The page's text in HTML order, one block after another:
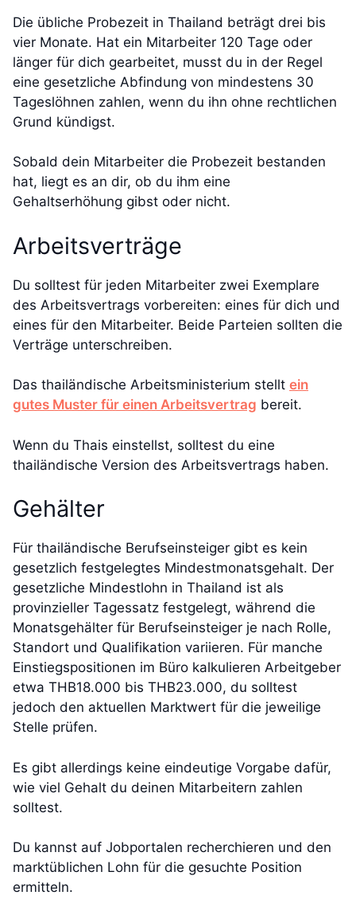
Die übliche Probezeit in Thailand beträgt drei bis
vier Monate. Hat ein Mitarbeiter 120 Tage oder
länger für dich gearbeitet, musst du in der Regel
eine gesetzliche Abfindung von mindestens 30
Tageslöhnen zahlen, wenn du ihn ohne rechtlichen
Grund kündigst.
Sobald dein Mitarbeiter die Probezeit bestanden
hat, liegt es an dir, ob du ihm eine
Gehaltserhöhung gibst oder nicht.
Arbeitsverträge
Du solltest für jeden Mitarbeiter zwei Exemplare
des Arbeitsvertrags vorbereiten: eines für dich und
eines für den Mitarbeiter. Beide Parteien sollten die
Verträge unterschreiben.
Das thailändische Arbeitsministerium stellt ein
gutes Muster für einen Arbeitsvertrag bereit.
Wenn du Thais einstellst, solltest du eine
thailändische Version des Arbeitsvertrags haben.
Gehälter
Für thailändische Berufseinsteiger gibt es kein
gesetzlich festgelegtes Mindestmonatsgehalt. Der
gesetzliche Mindestlohn in Thailand ist als
provinzieller Tagessatz festgelegt, während die
Monatsgehälter für Berufseinsteiger je nach Rolle,
Standort und Qualifikation variieren. Für manche
Einstiegspositionen im Büro kalkulieren Arbeitgeber
etwa THB18.000 bis THB23.000, du solltest
jedoch den aktuellen Marktwert für die jeweilige
Stelle prüfen.
Es gibt allerdings keine eindeutige Vorgabe dafür,
wie viel Gehalt du deinen Mitarbeitern zahlen
solltest.
Du kannst auf Jobportalen recherchieren und den
marktüblichen Lohn für die gesuchte Position
ermitteln.